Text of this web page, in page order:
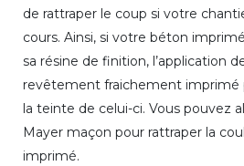
de rattraper le coup si votre
cours. Ainsi, si votre béton
sa résine de finition, l’application
revêtement fraichement imprimé
la teinte de celui-ci. Vous pouvez
Mayer maçon pour rattraper la
imprimé.